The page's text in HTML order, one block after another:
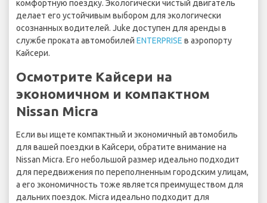
комфортную поездку. Экологически чистый двигатель
делает его устойчивым выбором для экологически
осознанных водителей. Juke доступен для аренды в
службе проката автомобилей ENTERPRISE в аэропорту
Кайсери.
Осмотрите Кайсери на
экономичном и компактном
Nissan Micra
Если вы ищете компактный и экономичный автомобиль
для вашей поездки в Кайсери, обратите внимание на
Nissan Micra. Его небольшой размер идеально подходит
для передвижения по переполненным городским улицам,
а его экономичность тоже является преимуществом для
дальних поездок. Micra идеально подходит для